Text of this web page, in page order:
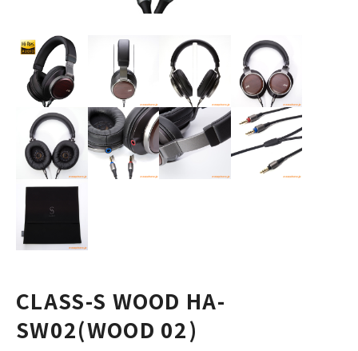
CLASS-S WOOD HA-
SW02(WOOD 02)